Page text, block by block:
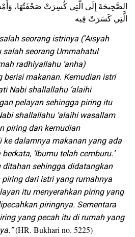
الصَّحِيحَةَ إِلَى الَّتِي كُسِرَتْ صَحْفَتُهَا،
الَّتِي كَسَرَتْ فِيه
seorang istrinya (‘Aisyah
salah seorang Ummahatul
radhiyallahu ‘anha)
makanan. Kemudian istri
Nabi shallallahu ‘alaihi
pelayan sehingga piring itu
shallallahu ‘alaihi wasallam
piring dan kemudian
dalamnya makanan yang ada
‘Ibumu telah cemburu.’
sehingga didatangkan
dari istri yang rumahnya
itu menyerahkan piring yang
piringnya. Sementara
yang pecah itu di rumah yang
(HR. Bukhari no. 5225)